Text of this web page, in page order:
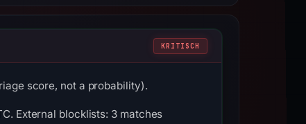
KRITISCH
score, not a probability).
External blocklists: 3 matches